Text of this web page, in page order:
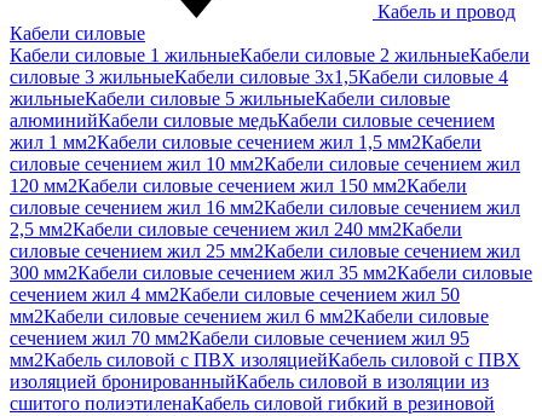
Кабель и провод
Кабели силовые
Кабели силовые 1 жильныеКабели силовые 2 жильныеКабели
силовые 3 жильныеКабели силовые 3х1,5Кабели силовые 4
жильныеКабели силовые 5 жильныеКабели силовые
алюминийКабели силовые медьКабели силовые сечением
жил 1 мм2Кабели силовые сечением жил 1,5 мм2Кабели
силовые сечением жил 10 мм2Кабели силовые сечением жил
120 мм2Кабели силовые сечением жил 150 мм2Кабели
силовые сечением жил 16 мм2Кабели силовые сечением жил
2,5 мм2Кабели силовые сечением жил 240 мм2Кабели
силовые сечением жил 25 мм2Кабели силовые сечением жил
300 мм2Кабели силовые сечением жил 35 мм2Кабели силовые
сечением жил 4 мм2Кабели силовые сечением жил 50
мм2Кабели силовые сечением жил 6 мм2Кабели силовые
сечением жил 70 мм2Кабели силовые сечением жил 95
мм2Кабель силовой с ПВХ изоляциейКабель силовой с ПВХ
изоляцией бронированныйКабель силовой в изоляции из
сшитого полиэтиленаКабель силовой гибкий в резиновой